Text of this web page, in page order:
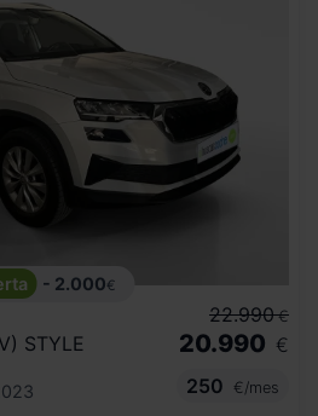
- 2.000€
STYLE
22.990 €
20.990 €
250
€/mes